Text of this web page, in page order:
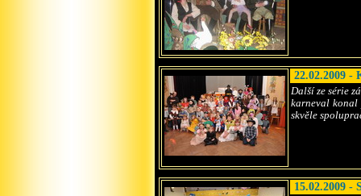
22.02.2009 -
Další ze série
karneval konal
skvěle
15.02.2009 -